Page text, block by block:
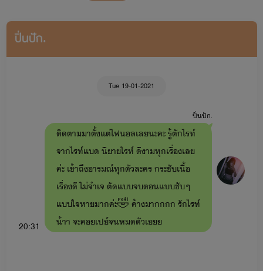
ปิ่นปัก.
Tue 19-01-2021
ปิ่นปัก.
20:31
ติดตามมาตั้งแต่ไฟนอลเลยนะคะ รู้ตักไรท์
จากไรท์แบด นิยายไรท์ ดีงามทุกเรื่องเลย
ค่ะ เข้าถึงอารมณ์ทุกตัวละคร กระชับเนื้อ
เรื่องดี ไม่จำเจ ตัดแบบจบตอนแบบชับๆ
แบบใจหายมากค่ะ🤣 ค้างมากกกก รักไรท์
น้าา จะคอยเปย์จนหมดตัวเยยย